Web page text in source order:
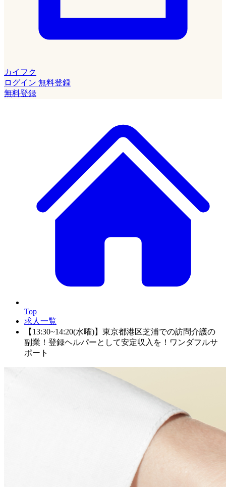
カイフク
ログイン 無料登録
無料登録
Top
求人一覧
【13:30~14:20(水曜)】東京都港区芝浦での訪問介護の
副業！登録ヘルパーとして安定収入を！ワンダフルサ
ポート